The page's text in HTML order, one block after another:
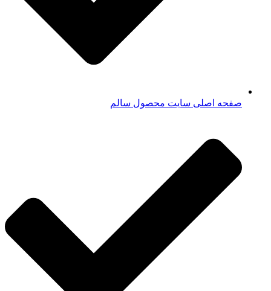
صفحه اصلی سایت محصول سالم